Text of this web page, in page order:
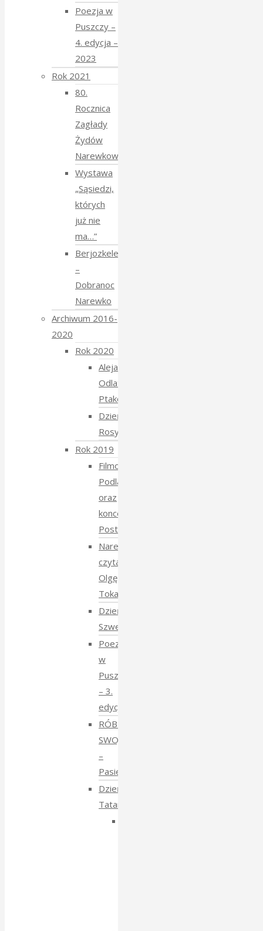
Poezja w
Puszczy –
4. edycja –
2023
Rok 2021
80.
Rocznica
Zagłady
Żydów
Narewkowskich
Wystawa
„Sąsiedzi,
których
już nie
ma…”
Berjozkele
–
Dobranoc
Narewko
Archiwum 2016-
2020
Rok 2020
Aleja
Odlatujących
Ptaków
Dzień
Rosyjski
Rok 2019
Filmowe
Podlasie
oraz
koncert
Postmana
Narewka
czyta
Olgę
Tokarczuk
Dzień
Szwedzki
Poezja
w
Puszczy
– 3.
edycja
RÓBMY
SWOJE
–
Pasieki
Dzień
Tatarski